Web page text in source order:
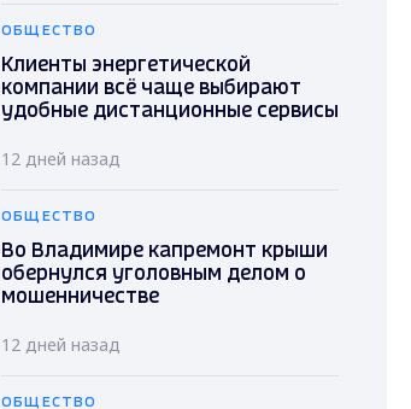
ОБЩЕСТВО
Клиенты энергетической
компании всё чаще выбирают
удобные дистанционные сервисы
12 дней назад
ОБЩЕСТВО
Во Владимире капремонт крыши
обернулся уголовным делом о
мошенничестве
12 дней назад
ОБЩЕСТВО